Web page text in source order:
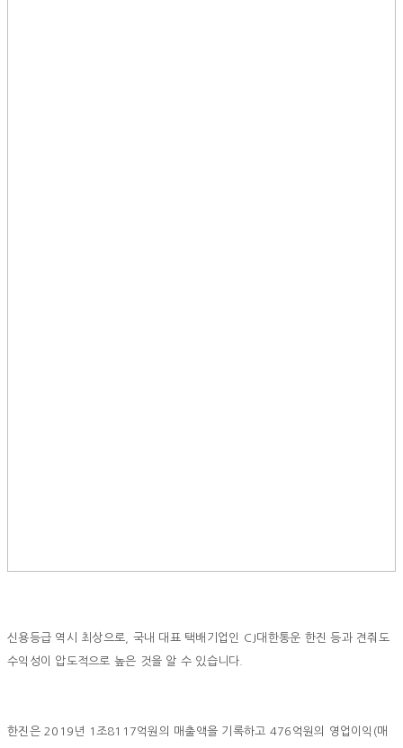
신용등급 역시 최상으로, 국내 대표 택배기업인 CJ대한통운 한진 등과 견줘도
수익성이 압도적으로 높은 것을 알 수 있습니다.
한진은 2019년 1조8117억원의 매출액을 기록하고 476억원의 영업이익(매